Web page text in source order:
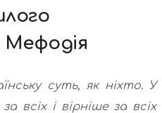
суть, як ніхто. У
всіх і вірніше за всіх